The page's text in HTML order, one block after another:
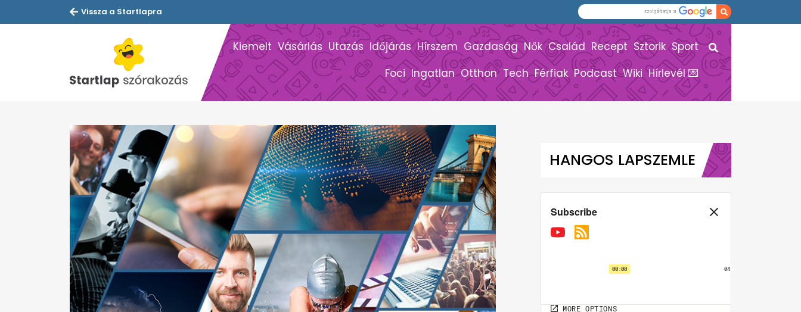
Vissza a Startlapra
Kiemelt Vásárlás Utazás Időjárás Hírszem Gazdaság Nők Család Recept Sztorik Sport
Foci Ingatlan Otthon Tech Férfiak Podcast Wiki Hírlevél 💌
HANGOS LAPSZEMLE